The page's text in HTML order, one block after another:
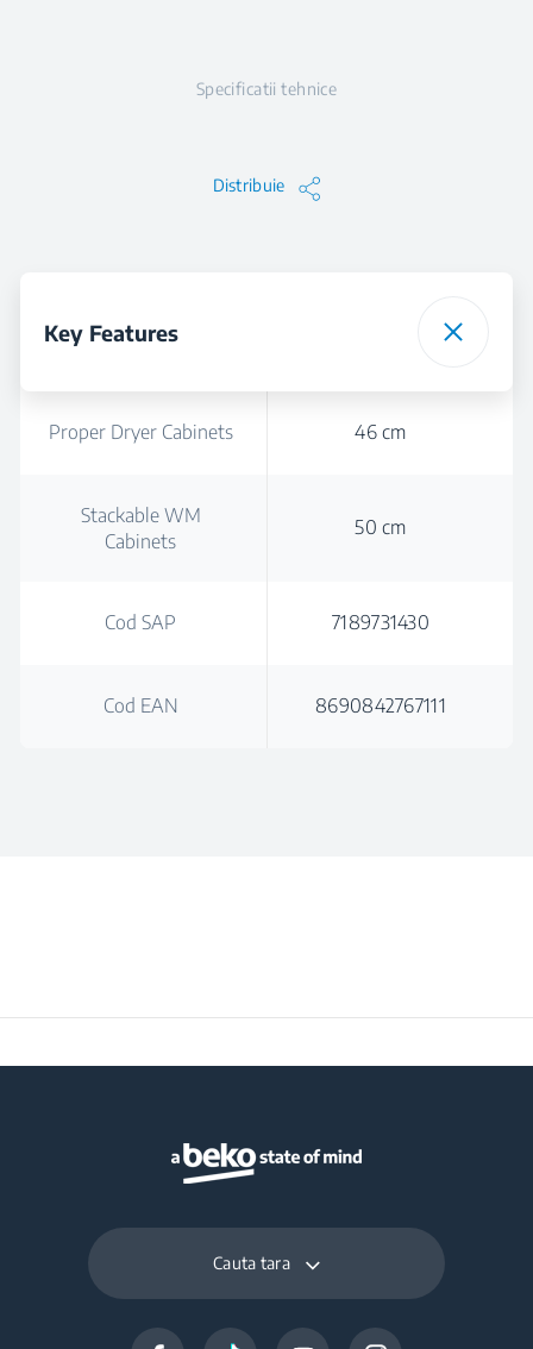
Specificatii tehnice
Distribuie
Key Features
Proper Dryer Cabinets 46 cm
Stackable WM
Cabinets
50 cm
Cod SAP 7189731430
Cod EAN 8690842767111
Cauta tara